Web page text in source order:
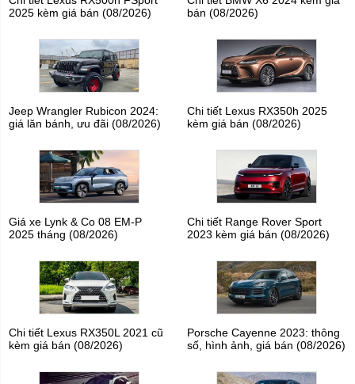
2025 kèm giá bán (08/2026)
bán (08/2026)
Jeep Wrangler Rubicon 2024:
giá lăn bánh, ưu đãi (08/2026)
Chi tiết Lexus RX350h 2025
kèm giá bán (08/2026)
Giá xe Lynk & Co 08 EM-P
2025 tháng (08/2026)
Chi tiết Range Rover Sport
2023 kèm giá bán (08/2026)
Chi tiết Lexus RX350L 2021 cũ
kèm giá bán (08/2026)
Porsche Cayenne 2023: thông
số, hình ảnh, giá bán (08/2026)